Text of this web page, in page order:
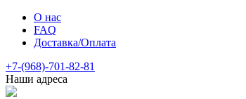
О нас
FAQ
Доставка/Оплата
+7-(968)-701-82-81
Наши адреса